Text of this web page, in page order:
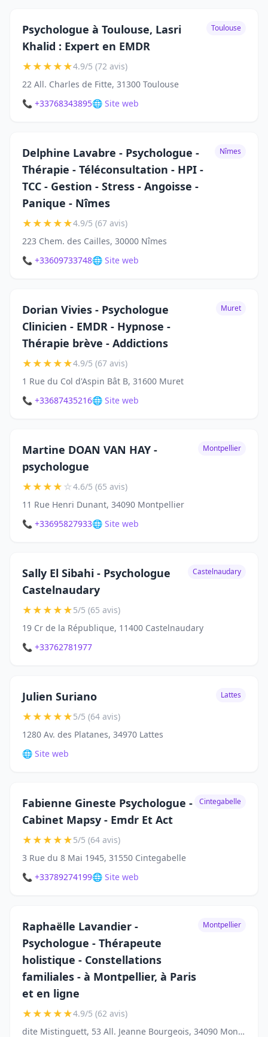
Psychologue à Toulouse, Lasri
Khalid : Expert en EMDR
Toulouse
★★★★★4.9/5 (72 avis)
22 All. Charles de Fitte, 31300 Toulouse
📞 +33768343895🌐 Site web
Delphine Lavabre - Psychologue -
Thérapie - Téléconsultation - HPI -
TCC - Gestion - Stress - Angoisse -
Panique - Nîmes
Nîmes
★★★★★4.9/5 (67 avis)
223 Chem. des Cailles, 30000 Nîmes
📞 +33609733748🌐 Site web
Dorian Vivies - Psychologue
Clinicien - EMDR - Hypnose -
Thérapie brève - Addictions
Muret
★★★★★4.9/5 (67 avis)
1 Rue du Col d'Aspin Bât B, 31600 Muret
📞 +33687435216🌐 Site web
Martine DOAN VAN HAY -
psychologue
Montpellier
★★★★☆4.6/5 (65 avis)
11 Rue Henri Dunant, 34090 Montpellier
📞 +33695827933🌐 Site web
Sally El Sibahi - Psychologue
Castelnaudary
Castelnaudary
★★★★★5/5 (65 avis)
19 Cr de la République, 11400 Castelnaudary
📞 +33762781977
Julien Suriano Lattes
★★★★★5/5 (64 avis)
1280 Av. des Platanes, 34970 Lattes
🌐 Site web
Fabienne Gineste Psychologue -
Cabinet Mapsy - Emdr Et Act
Cintegabelle
★★★★★5/5 (64 avis)
3 Rue du 8 Mai 1945, 31550 Cintegabelle
📞 +33789274199🌐 Site web
Raphaëlle Lavandier -
Psychologue - Thérapeute
holistique - Constellations
familiales - à Montpellier, à Paris
et en ligne
Montpellier
★★★★★4.9/5 (62 avis)
dite Mistinguett, 53 All. Jeanne Bourgeois, 34090 Montpellier